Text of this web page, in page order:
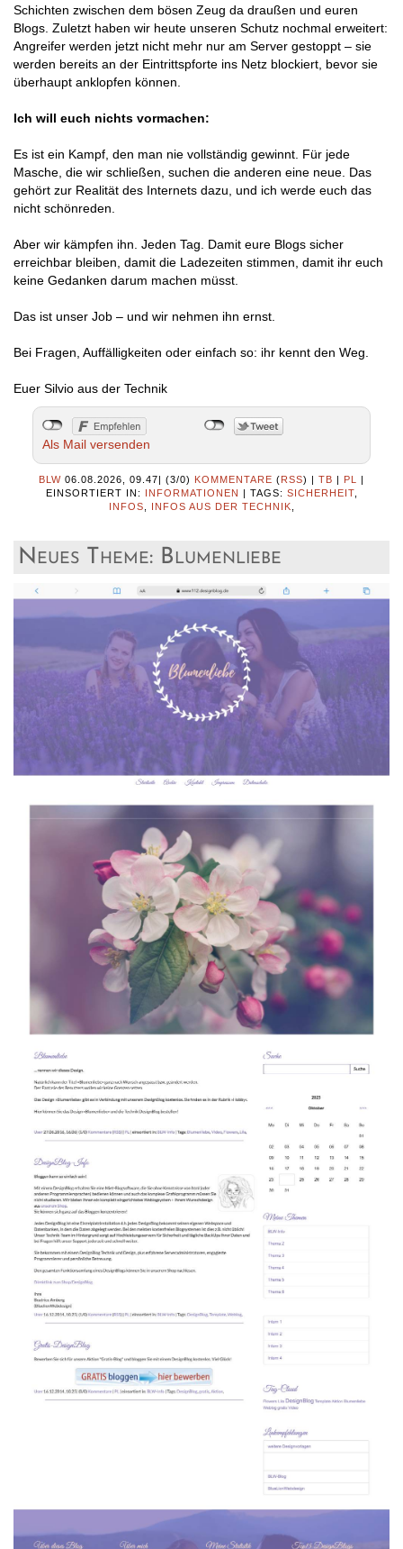
Schichten zwischen dem bösen Zeug da draußen und euren
Blogs. Zuletzt haben wir heute unseren Schutz nochmal erweitert:
Angreifer werden jetzt nicht mehr nur am Server gestoppt – sie
werden bereits an der Eintrittspforte ins Netz blockiert, bevor sie
überhaupt anklopfen können.
Ich will euch nichts vormachen:
Es ist ein Kampf, den man nie vollständig gewinnt. Für jede
Masche, die wir schließen, suchen die anderen eine neue. Das
gehört zur Realität des Internets dazu, und ich werde euch das
nicht schönreden.
Aber wir kämpfen ihn. Jeden Tag. Damit eure Blogs sicher
erreichbar bleiben, damit die Ladezeiten stimmen, damit ihr euch
keine Gedanken darum machen müsst.
Das ist unser Job – und wir nehmen ihn ernst.
Bei Fragen, Auffälligkeiten oder einfach so: ihr kennt den Weg.
Euer Silvio aus der Technik
Als Mail versenden
BLW 06.08.2026, 09.47| (3/0) KOMMENTARE (RSS) | TB | PL
|
EINSORTIERT IN: INFORMATIONEN | TAGS: SICHERHEIT,
INFOS
INFOS AUS DER TECHNIK
Neues Theme: Blumenliebe